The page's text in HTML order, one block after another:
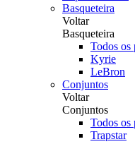
Basqueteira
Voltar
Basqueteira
Todos os
Kyrie
LeBron
Conjuntos
Voltar
Conjuntos
Todos os
Trapstar